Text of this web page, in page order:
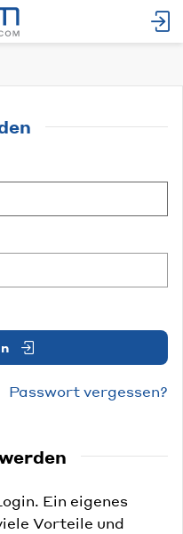
Passwort vergessen?
Ein eigenes
Vorteile und